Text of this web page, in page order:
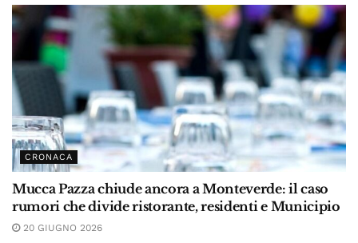
CRONACA
Mucca Pazza chiude ancora a Monteverde: il caso
rumori che divide ristorante, residenti e Municipio
20 GIUGNO 2026